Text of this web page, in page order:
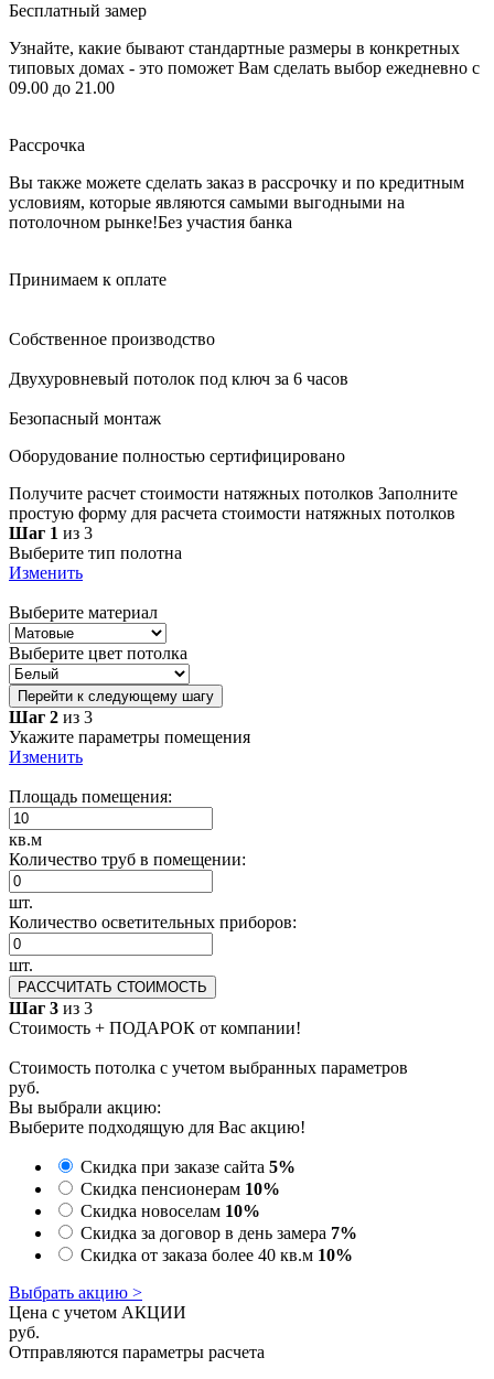
Бесплатный замер
Узнайте, какие бывают стандартные размеры в конкретных
типовых домах - это поможет Вам сделать выбор ежедневно с
09.00 до 21.00
Рассрочка
Вы также можете сделать заказ в рассрочку и по кредитным
условиям, которые являются самыми выгодными на
потолочном рынке!Без участия банка
Принимаем к оплате
Собственное производство
Двухуровневый потолок под ключ за 6 часов
Безопасный монтаж
Оборудование полностью сертифицировано
Получите расчет стоимости натяжных потолков Заполните
простую форму для расчета стоимости натяжных потолков
Шаг 1 из 3
Выберите тип полотна
Изменить
Выберите материал
Выберите цвет потолка
Перейти к следующему шагу
Шаг 2 из 3
Укажите параметры помещения
Изменить
Площадь помещения:
кв.м
Количество труб в помещении:
шт.
Количество осветительных приборов:
шт.
РАССЧИТАТЬ СТОИМОСТЬ
Шаг 3 из 3
Стоимость + ПОДАРОК от компании!
Стоимость потолка с учетом выбранных параметров
руб.
Вы выбрали акцию:
Выберите подходящую для Вас акцию!
Скидка при заказе сайта 5%
Скидка пенсионерам 10%
Скидка новоселам 10%
Скидка за договор в день замера 7%
Скидка от заказа более 40 кв.м 10%
Выбрать акцию >
Цена с учетом АКЦИИ
руб.
Отправляются параметры расчета